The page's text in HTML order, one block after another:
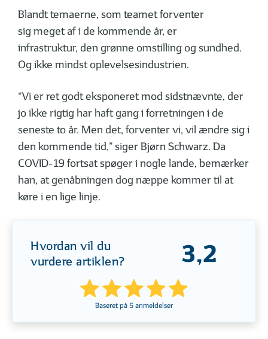
Blandt temaerne, som teamet forventer
sig meget af i de kommende år, er
infrastruktur, den grønne omstilling og sundhed.
Og ikke mindst oplevelsesindustrien.
“Vi er ret godt eksponeret mod sidstnævnte, der
jo ikke rigtig har haft gang i forretningen i de
seneste to år. Men det, forventer vi, vil ændre sig i
den kommende tid,” siger Bjørn Schwarz. Da
COVID-19 fortsat spøger i nogle lande, bemærker
han, at genåbningen dog næppe kommer til at
køre i en lige linje.
Hvordan vil du
vurdere artiklen?
3,2
Baseret på 5 anmeldelser